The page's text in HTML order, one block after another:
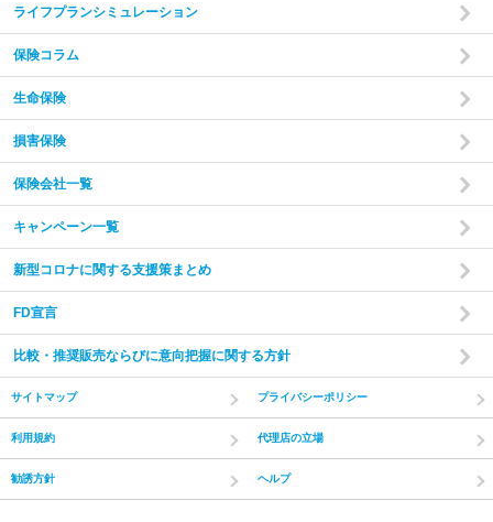
ライフプランシミュレーション
保険コラム
生命保険
損害保険
保険会社一覧
キャンペーン一覧
新型コロナに関する支援策まとめ
FD宣言
比較・推奨販売ならびに意向把握に関する方針
サイトマップ プライバシーポリシー
利用規約 代理店の立場
勧誘方針 ヘルプ